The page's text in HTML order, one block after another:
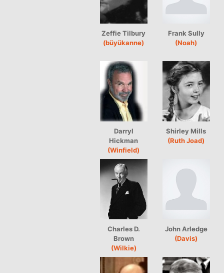
Zeffie Tilbury
(büyükanne)
Frank Sully
(Noah)
Darryl
Hickman
(Winfield)
Shirley Mills
(Ruth Joad)
Charles D.
Brown
(Wilkie)
John Arledge
(Davis)